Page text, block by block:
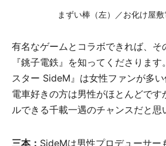
まずい棒（左）／お化け屋敷
有名なゲームとコラボできれば、そ
『銚子電鉄』を知ってくださりま
スター SideM』は女性ファンが多い
電車好きの方は男性がほとんどです
ルできる千載一遇のチャンスだと思
三本： SideMは男性プロデューサー